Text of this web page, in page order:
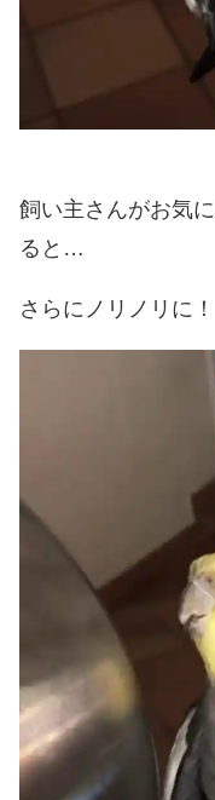
飼い主さんがお気
ると…
さらにノリノリに！